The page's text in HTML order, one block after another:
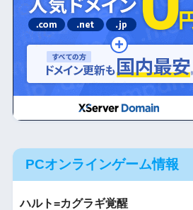
PCオンラインゲーム情報
ハルト=カグラギ覚醒